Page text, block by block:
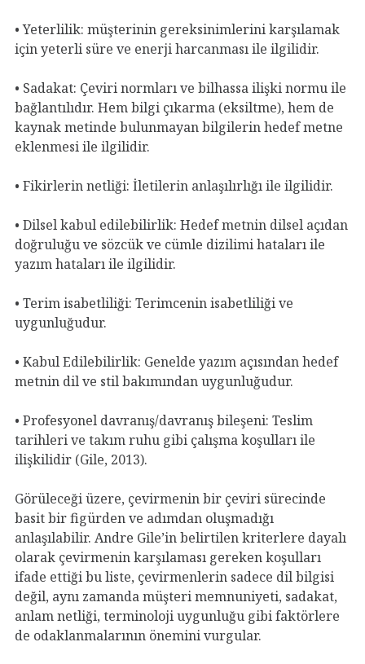
• Yeterlilik: müşterinin gereksinimlerini karşılamak
için yeterli süre ve enerji harcanması ile ilgilidir.
• Sadakat: Çeviri normları ve bilhassa ilişki normu ile
bağlantılıdır. Hem bilgi çıkarma (eksiltme), hem de
kaynak metinde bulunmayan bilgilerin hedef metne
eklenmesi ile ilgilidir.
• Fikirlerin netliği: İletilerin anlaşılırlığı ile ilgilidir.
• Dilsel kabul edilebilirlik: Hedef metnin dilsel açıdan
doğruluğu ve sözcük ve cümle dizilimi hataları ile
yazım hataları ile ilgilidir.
• Terim isabetliliği: Terimcenin isabetliliği ve
uygunluğudur.
• Kabul Edilebilirlik: Genelde yazım açısından hedef
metnin dil ve stil bakımından uygunluğudur.
• Profesyonel davranış/davranış bileşeni: Teslim
tarihleri ve takım ruhu gibi çalışma koşulları ile
ilişkilidir (Gile, 2013).
Görüleceği üzere, çevirmenin bir çeviri sürecinde
basit bir figürden ve adımdan oluşmadığı
anlaşılabilir. Andre Gile’in belirtilen kriterlere dayalı
olarak çevirmenin karşılaması gereken koşulları
ifade ettiği bu liste, çevirmenlerin sadece dil bilgisi
değil, aynı zamanda müşteri memnuniyeti, sadakat,
anlam netliği, terminoloji uygunluğu gibi faktörlere
de odaklanmalarının önemini vurgular.